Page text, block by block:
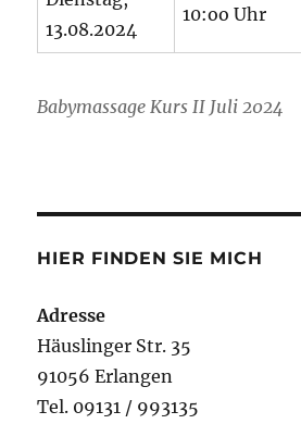
13.08.2024
10:oo Uhr
Babymassage Kurs II Juli 2024
HIER FINDEN SIE MICH
Adresse
Häuslinger Str. 35
91056 Erlangen
Tel. 09131 / 993135